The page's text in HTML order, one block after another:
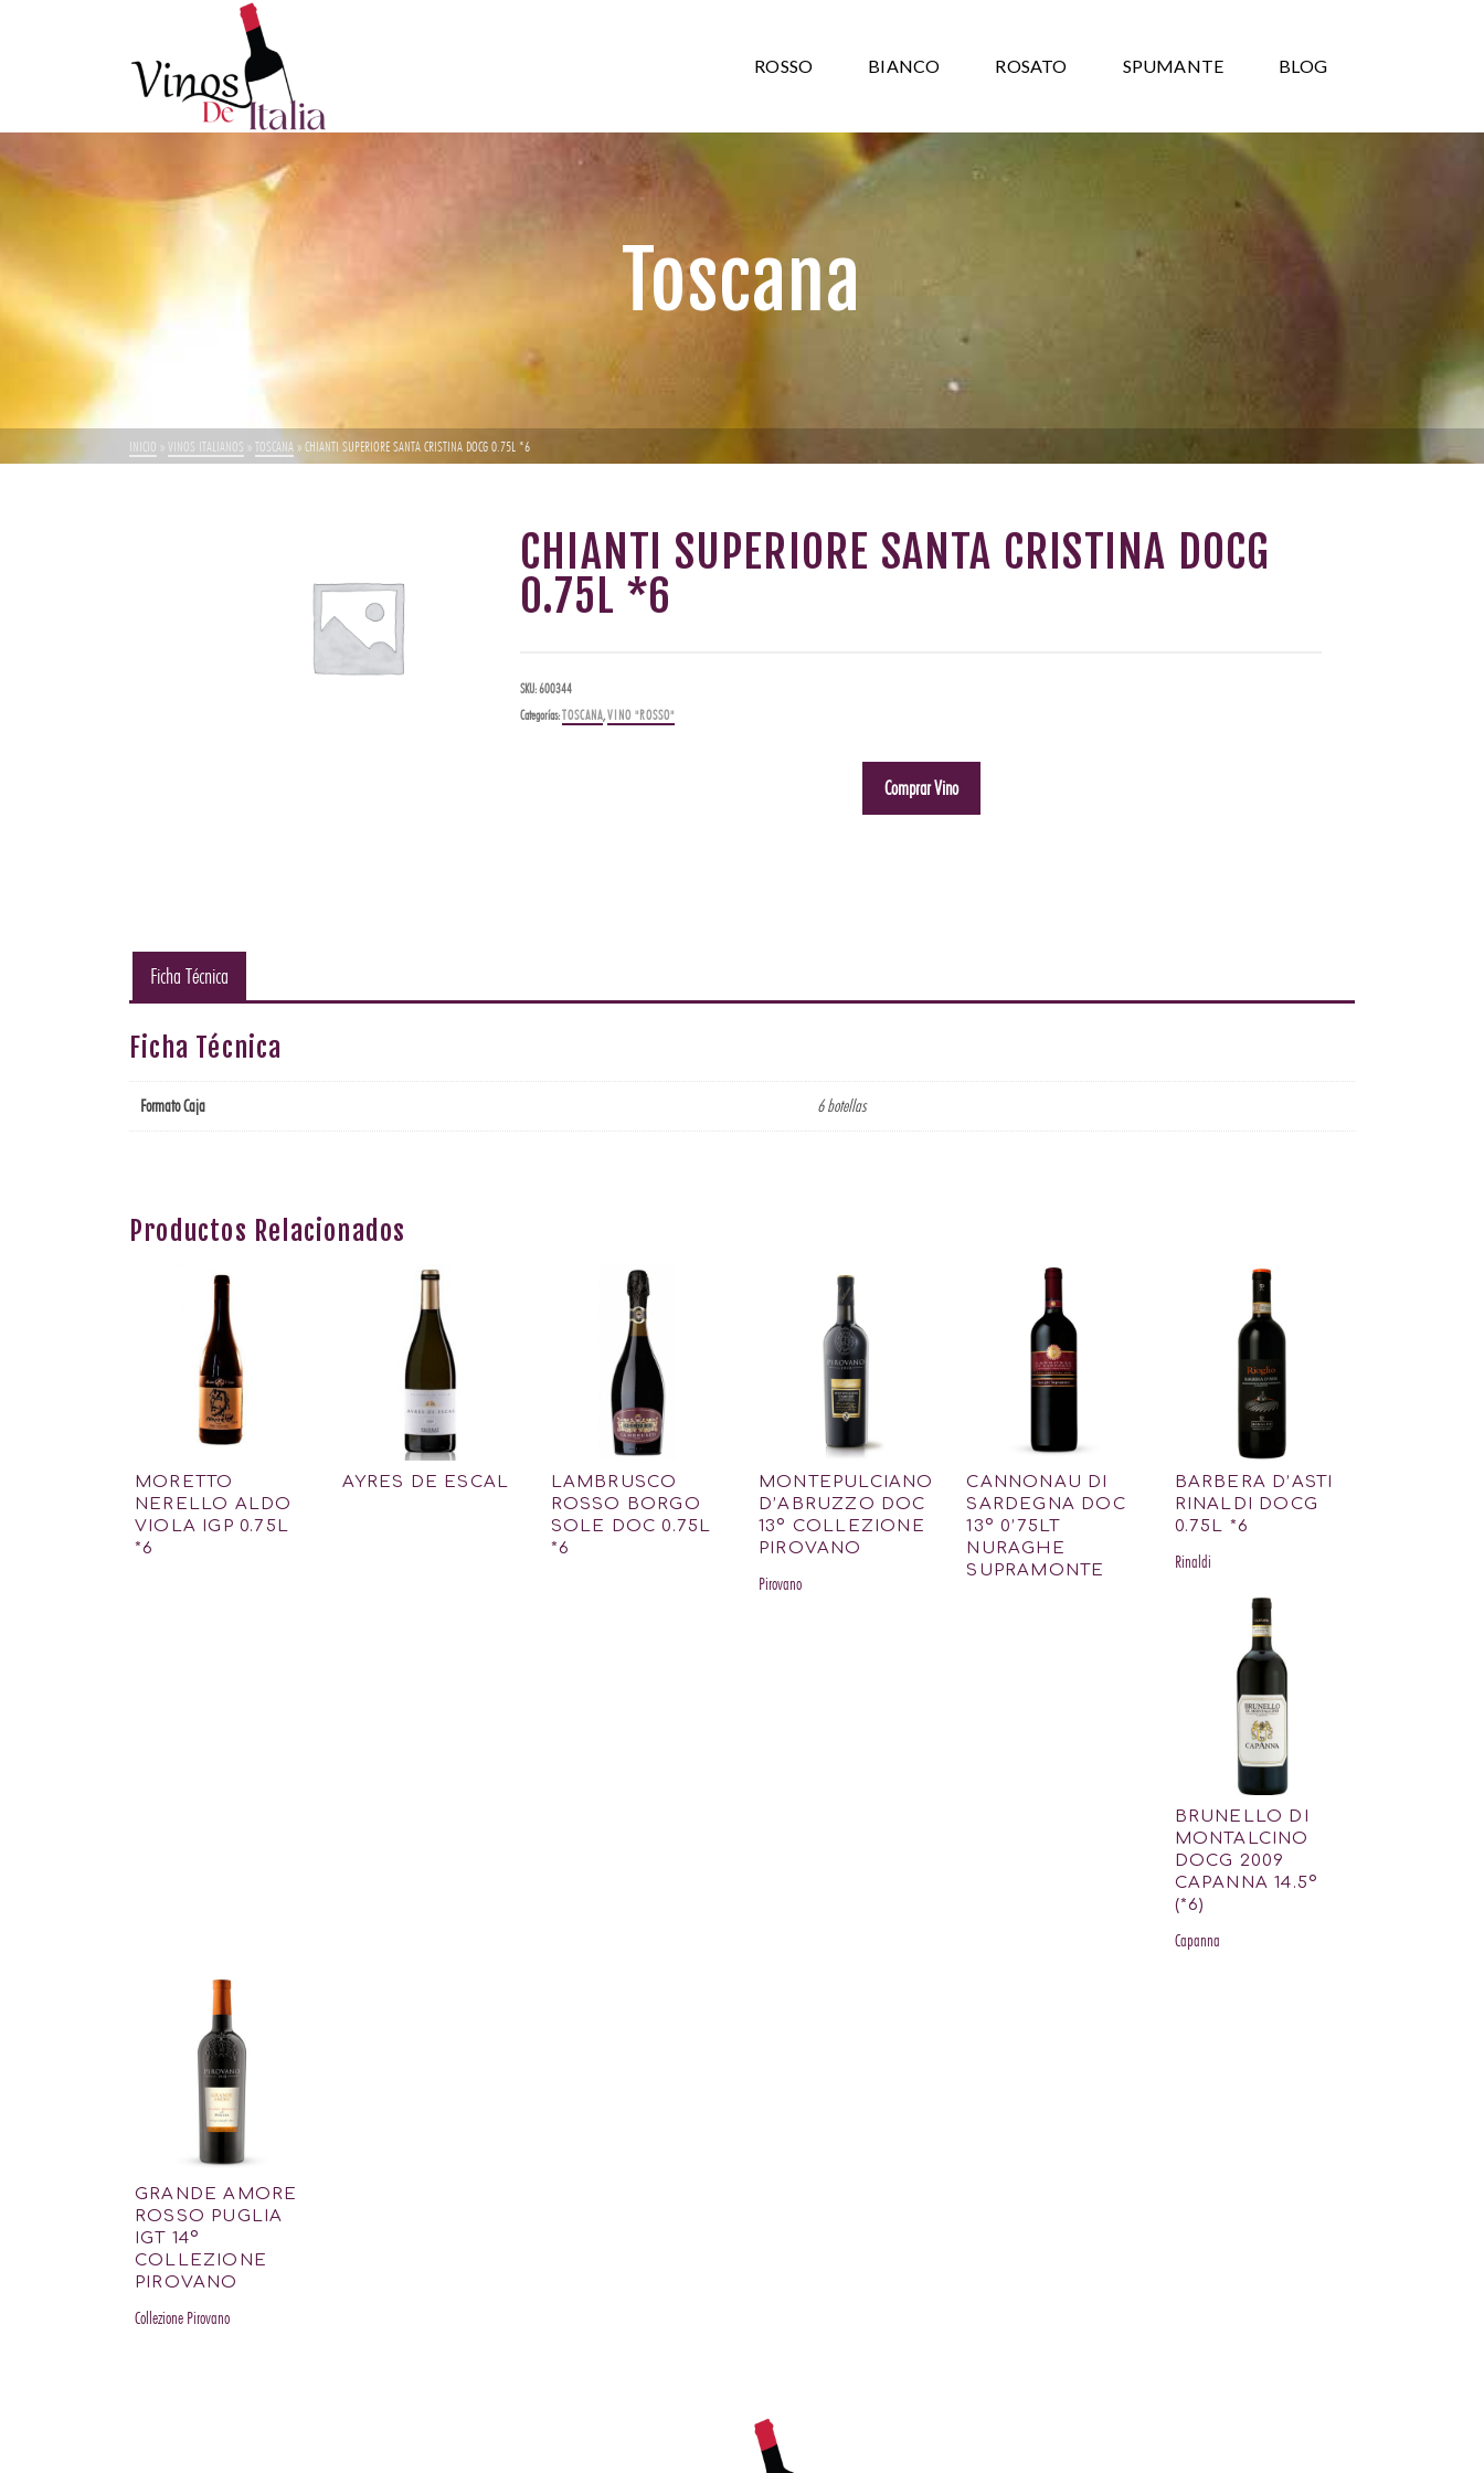
ROSSO BIANCO ROSATO SPUMANTE BLOG
Toscana
INICIO »VINOS ITALIANOS »TOSCANA»CHIANTI SUPERIORE SANTA CRISTINA DOCG 0.75L *6
CHIANTI SUPERIORE SANTA CRISTINA DOCG
0.75L *6
SKU:600344
Categorías:TOSCANA,VINO "ROSSO"
Comprar Vino
Ficha Técnica
Ficha Técnica
Formato Caja 6 botellas
Productos Relacionados
MORETTO
NERELLO ALDO
VIOLA IGP 0.75L
*6
AYRES DE ESCAL
LAMBRUSCO
ROSSO BORGO
SOLE DOC 0.75L
*6
MONTEPULCIANO
D’ABRUZZO DOC
13º COLLEZIONE
PIROVANO
Pirovano
CANNONAU DI
SARDEGNA DOC
13º 0’75LT
NURAGHE
SUPRAMONTE
BARBERA D’ASTI
RINALDI DOCG
0.75L *6
Rinaldi
BRUNELLO DI
MONTALCINO
DOCG 2009
CAPANNA 14.5º
(*6)
Capanna
GRANDE AMORE
ROSSO PUGLIA
IGT 14º
COLLEZIONE
PIROVANO
Collezione Pirovano